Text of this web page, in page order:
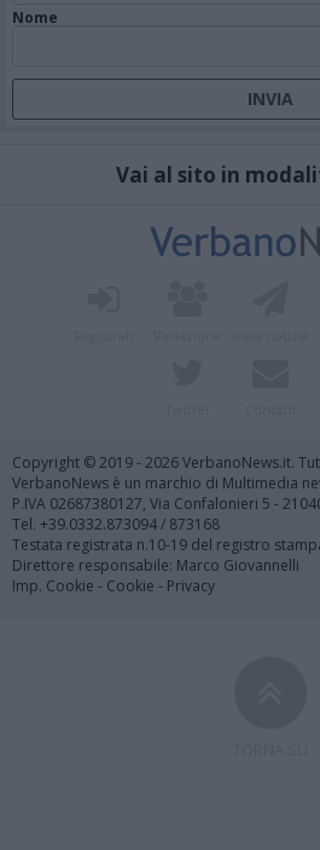
Nome
Vai al sito in
Copyright © 2019 - 2026 VerbanoNews.it.
VerbanoNews è un marchio di Multimedia
P.IVA 02687380127, Via Confalonieri 5 -
Tel. +39.0332.873094 / 873168
Testata registrata n.10-19 del registro
Direttore responsabile: Marco Giovannelli
Imp. Cookie - Cookie - Privacy